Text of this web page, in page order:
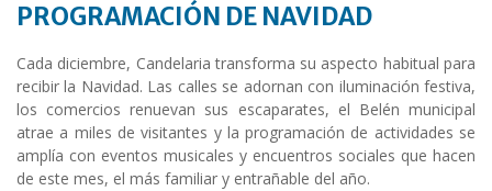
PROGRAMACIÓN DE NAVIDAD
Cada diciembre, Candelaria transforma su aspecto habitual para
recibir la Navidad. Las calles se adornan con iluminación festiva,
los comercios renuevan sus escaparates, el Belén municipal
atrae a miles de visitantes y la programación de actividades se
amplía con eventos musicales y encuentros sociales que hacen
de este mes, el más familiar y entrañable del año.